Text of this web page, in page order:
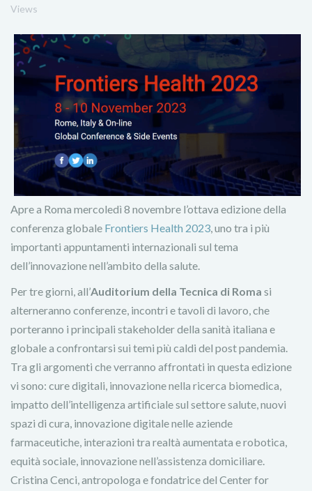
Views
Apre a Roma mercoledì 8 novembre l’ottava edizione della
conferenza globale Frontiers Health 2023, uno tra i più
importanti appuntamenti internazionali sul tema
dell’innovazione nell’ambito della salute.
Per tre giorni, all’Auditorium della Tecnica di Roma si
alterneranno conferenze, incontri e tavoli di lavoro, che
porteranno i principali stakeholder della sanità italiana e
globale a confrontarsi sui temi più caldi del post pandemia.
Tra gli argomenti che verranno affrontati in questa edizione
vi sono: cure digitali, innovazione nella ricerca biomedica,
impatto dell’intelligenza artificiale sul settore salute, nuovi
spazi di cura, innovazione digitale nelle aziende
farmaceutiche, interazioni tra realtà aumentata e robotica,
equità sociale, innovazione nell’assistenza domiciliare.
Cristina Cenci, antropologa e fondatrice del Center for